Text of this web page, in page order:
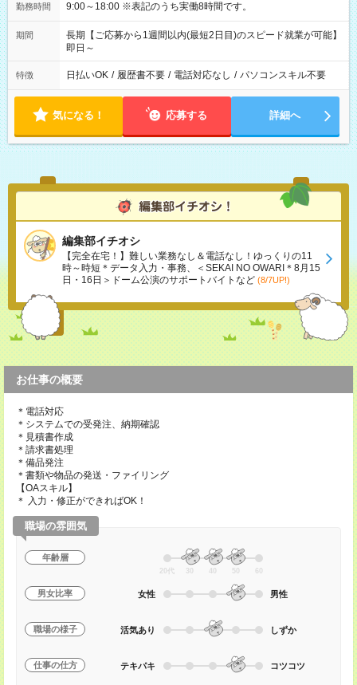
勤務時間 9:00～18:00 ※表記のうち実働8時間です。
期間
長期【ご応募から1週間以内(最短2日目)のスピード就業が可能】
即日～
特徴 日払いOK / 履歴書不要 / 電話対応なし / パソコンスキル不要
気になる！ 応募する 詳細へ
編集部イチオシ
【完全在宅！】難しい業務なし＆電話なし！ゆっくりの11
時～時短＊データ入力・事務、＜SEKAI NO OWARI＊8月15
日・16日＞ドーム公演のサポートバイトなど (8/7UP!)
お仕事の概要
＊電話対応
＊システムでの受発注、納期確認
＊見積書作成
＊請求書処理
＊備品発注
＊書類や物品の発送・ファイリング
【OAスキル】
＊ 入力・修正ができればOK！
職場の雰囲気
年齢層
20代 30 40 50 60
男女比率 女性 男性
職場の様子 活気あり しずか
仕事の仕方 テキパキ コツコツ